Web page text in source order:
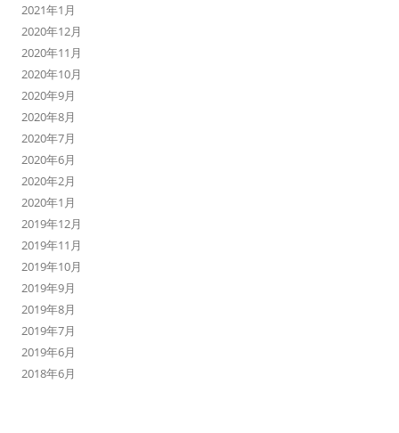
2021年1月
2020年12月
2020年11月
2020年10月
2020年9月
2020年8月
2020年7月
2020年6月
2020年2月
2020年1月
2019年12月
2019年11月
2019年10月
2019年9月
2019年8月
2019年7月
2019年6月
2018年6月